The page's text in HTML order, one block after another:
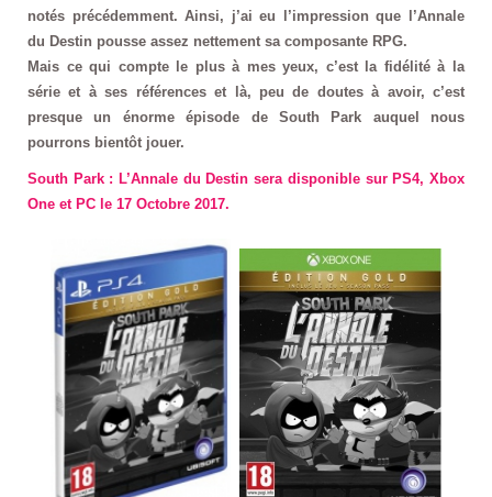
notés précédemment. Ainsi, j’ai eu l’impression que l’Annale
du Destin pousse assez nettement sa composante RPG.
Mais ce qui compte le plus à mes yeux, c’est la fidélité à la
série et à ses références et là, peu de doutes à avoir, c’est
presque un énorme épisode de South Park auquel nous
pourrons bientôt jouer.
South Park : L’Annale du Destin sera disponible sur PS4, Xbox
One et PC le 17 Octobre 2017.